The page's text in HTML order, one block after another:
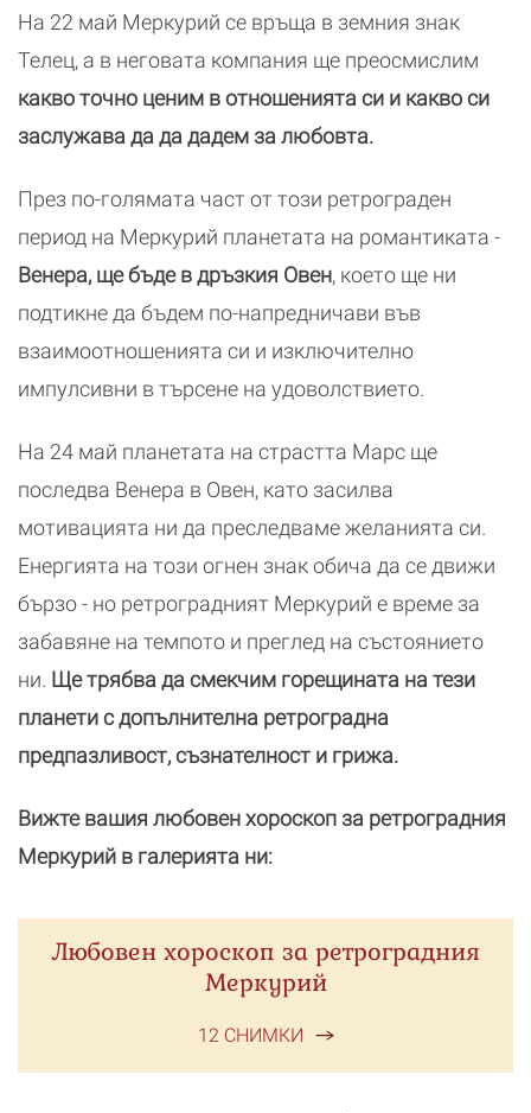
На 22 май Меркурий се връща в земния знак
Телец, а в неговата компания ще преосмислим
какво точно ценим в отношенията си и какво си
заслужава да да дадем за любовта.
През по-голямата част от този ретрограден
период на Меркурий планетата на романтиката -
Венера, ще бъде в дръзкия Овен, което ще ни
подтикне да бъдем по-напредничави във
взаимоотношенията си и изключително
импулсивни в търсене на удоволствието.
На 24 май планетата на страстта Марс ще
последва Венера в Овен, като засилва
мотивацията ни да преследваме желанията си.
Енергията на този огнен знак обича да се движи
бързо - но ретроградният Меркурий е време за
забавяне на темпото и преглед на състоянието
ни. Ще трябва да смекчим горещината на тези
планети с допълнителна ретроградна
предпазливост, съзнателност и грижа.
Вижте вашия любовен хороскоп за ретроградния
Меркурий в галерията ни:
Любовен хороскоп за ретроградния
Меркурий
12 СНИМКИ